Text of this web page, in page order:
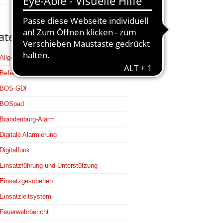
Allgemein
Befehlsstellen
BOS-GDI
BOSpad
Brandenburg-Alarm
Digitale Alarmierung
Digitalfunk
Einsatzführung und Unterstützung
Einsatzgeschehen
Einsatzleitsystem
Feuerwehrbericht